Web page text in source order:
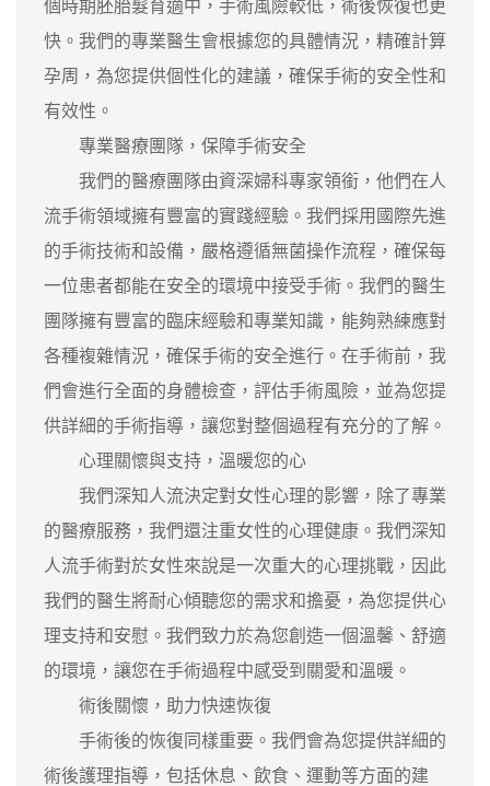
個時期胚胎髮育適中，手術風險較低，術後恢復也更
快。我們的專業醫生會根據您的具體情況，精確計算
孕周，為您提供個性化的建議，確保手術的安全性和
有效性。
專業醫療團隊，保障手術安全
我們的醫療團隊由資深婦科專家領銜，他們在人
流手術領域擁有豐富的實踐經驗。我們採用國際先進
的手術技術和設備，嚴格遵循無菌操作流程，確保每
一位患者都能在安全的環境中接受手術。我們的醫生
團隊擁有豐富的臨床經驗和專業知識，能夠熟練應對
各種複雜情況，確保手術的安全進行。在手術前，我
們會進行全面的身體檢查，評估手術風險，並為您提
供詳細的手術指導，讓您對整個過程有充分的了解。
心理關懷與支持，溫暖您的心
我們深知人流決定對女性心理的影響，除了專業
的醫療服務，我們還注重女性的心理健康。我們深知
人流手術對於女性來說是一次重大的心理挑戰，因此
我們的醫生將耐心傾聽您的需求和擔憂，為您提供心
理支持和安慰。我們致力於為您創造一個溫馨、舒適
的環境，讓您在手術過程中感受到關愛和溫暖。
術後關懷，助力快速恢復
手術後的恢復同樣重要。我們會為您提供詳細的
術後護理指導，包括休息、飲食、運動等方面的建